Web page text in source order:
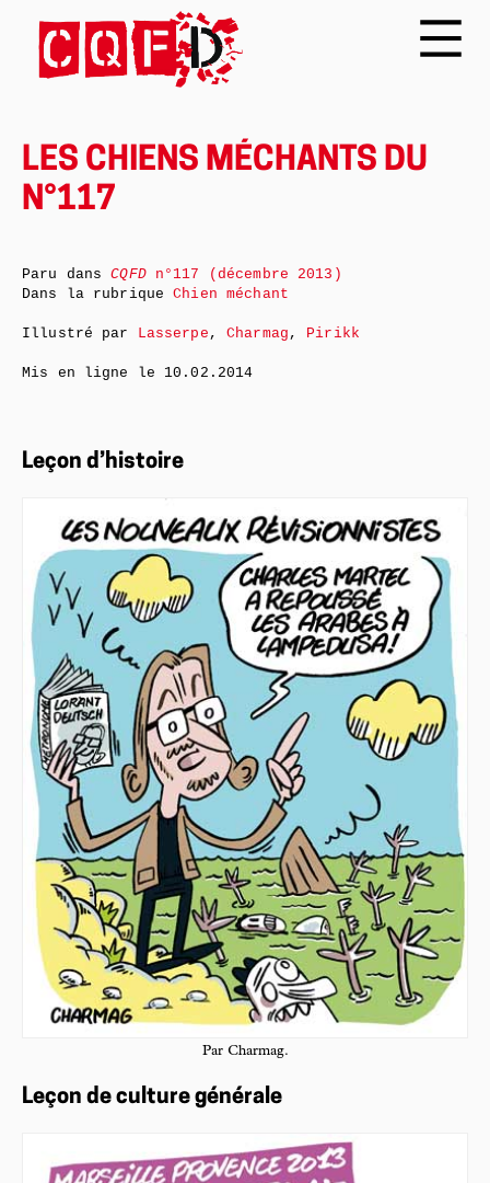
LES CHIENS MÉCHANTS DU
N°117
Leçon d’histoire
Par Charmag.
Leçon de culture générale
Paru dansCQFDn°117 (décembre 2013)
Dans la rubriqueChien méchant
Illustré par Lasserpe ,Charmag , Pirikk
Mis en ligne le 10.02.2014